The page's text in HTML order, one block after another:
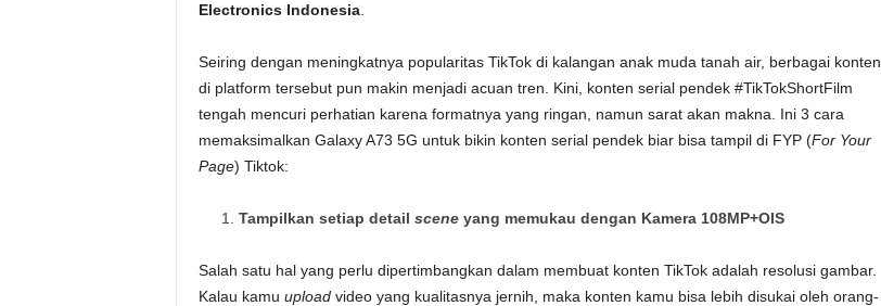
Electronics Indonesia.
Seiring dengan meningkatnya popularitas TikTok di kalangan anak muda tanah air, berbagai konten
di platform tersebut pun makin menjadi acuan tren. Kini, konten serial pendek #TikTokShortFilm
tengah mencuri perhatian karena formatnya yang ringan, namun sarat akan makna. Ini 3 cara
memaksimalkan Galaxy A73 5G untuk bikin konten serial pendek biar bisa tampil di FYP (For Your
Page) Tiktok:
Tampilkan setiap detail sceneyang memukau dengan Kamera 108MP+OIS
Salah satu hal yang perlu dipertimbangkan dalam membuat konten TikTok adalah resolusi gambar.
Kalau kamu uploadvideo yang kualitasnya jernih, maka konten kamu bisa lebih disukai oleh orang-